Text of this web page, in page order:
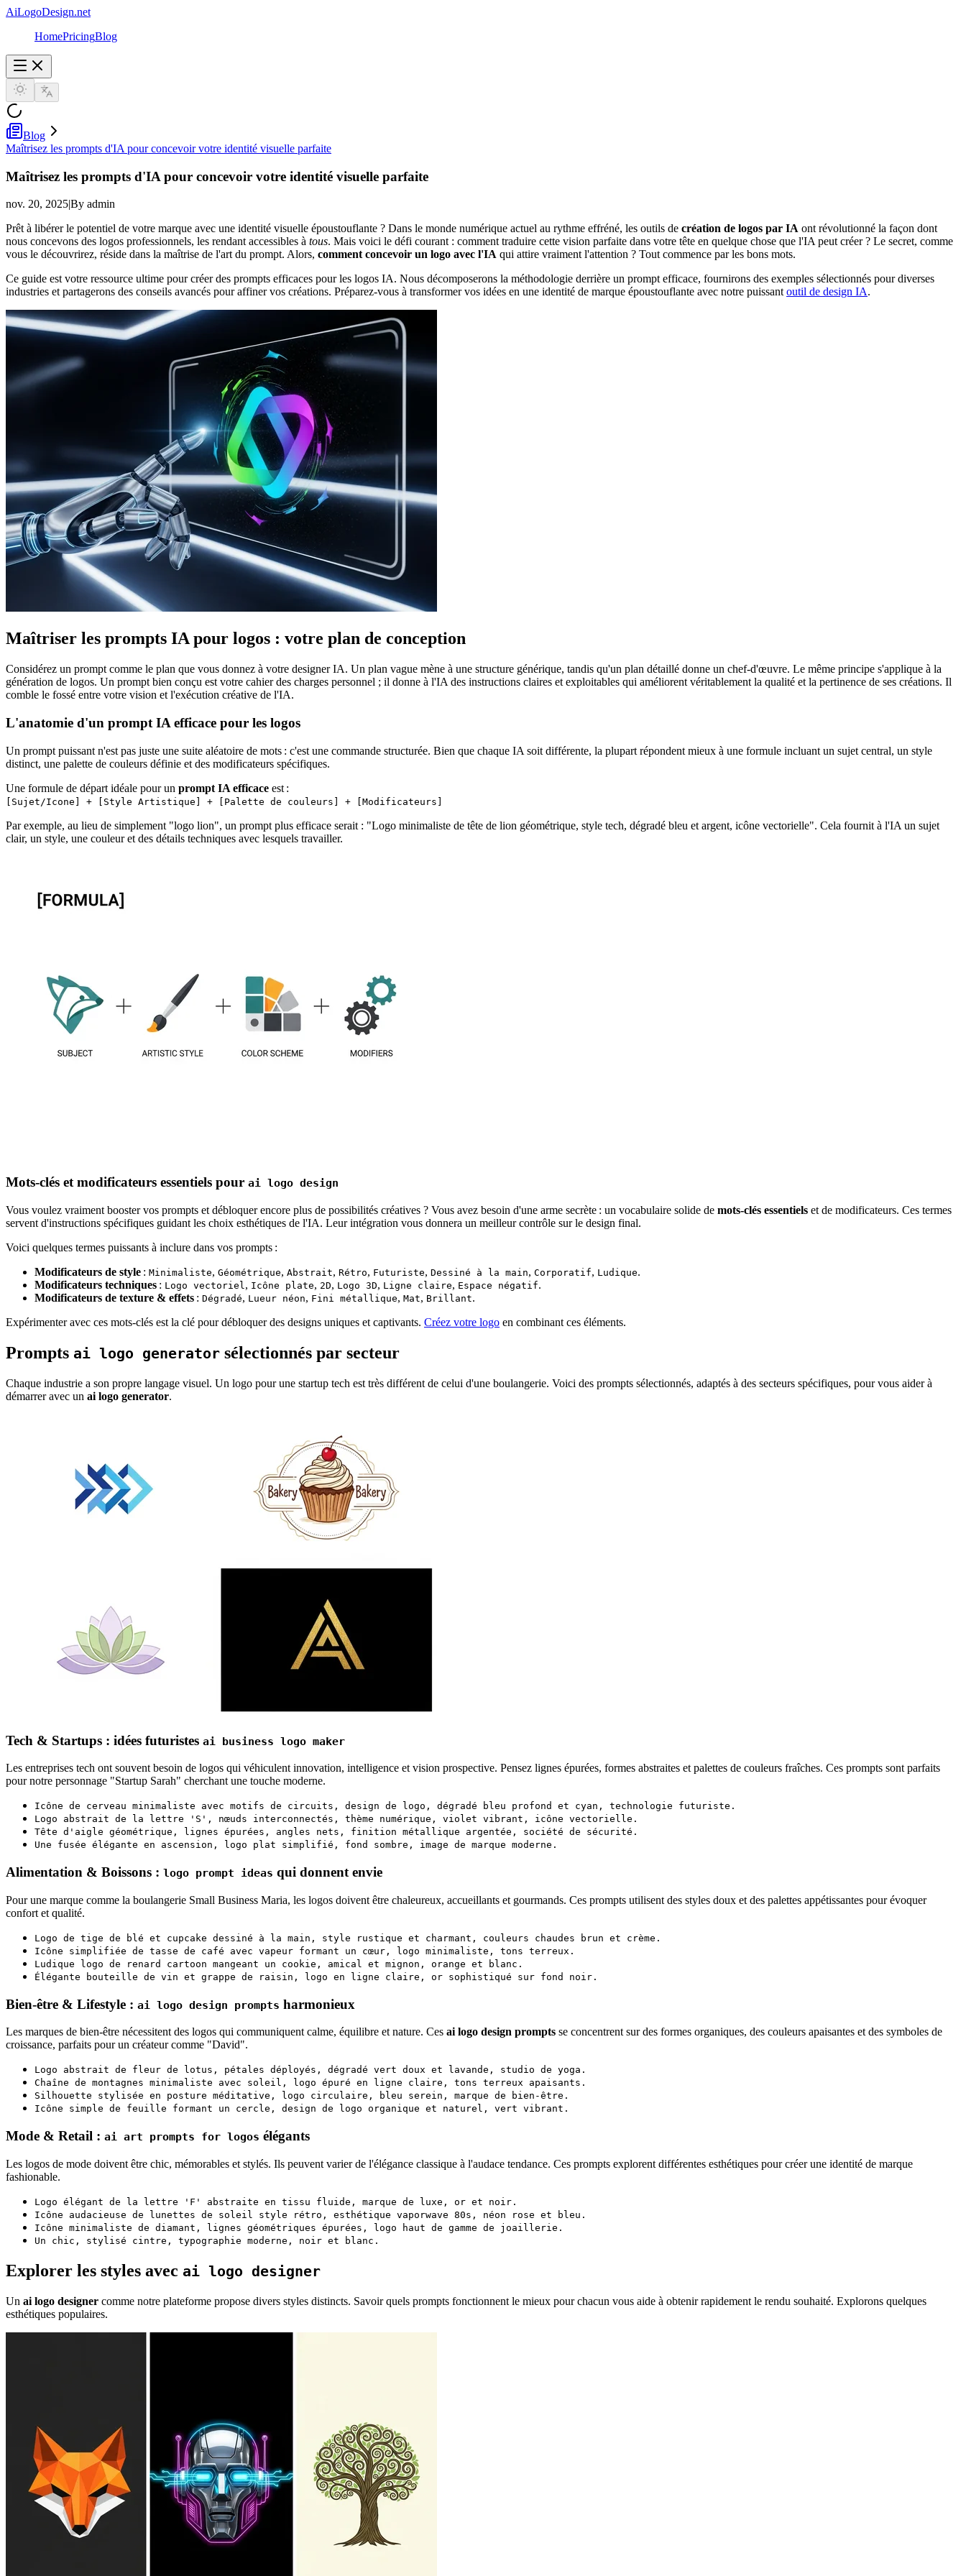
AiLogoDesign.net
HomePricingBlog
Blog
Maîtrisez les prompts d'IA pour concevoir votre identité visuelle parfaite
Maîtrisez les prompts d'IA pour concevoir votre identité visuelle parfaite
nov. 20, 2025|By admin
Prêt à libérer le potentiel de votre marque avec une identité visuelle époustouflante ? Dans le monde numérique actuel au rythme effréné, les outils de création de logos par IA ont révolutionné la façon dont
nous concevons des logos professionnels, les rendant accessibles à tous. Mais voici le défi courant : comment traduire cette vision parfaite dans votre tête en quelque chose que l'IA peut créer ? Le secret, comme
vous le découvrirez, réside dans la maîtrise de l'art du prompt. Alors, comment concevoir un logo avec l'IA qui attire vraiment l'attention ? Tout commence par les bons mots.
Ce guide est votre ressource ultime pour créer des prompts efficaces pour les logos IA. Nous décomposerons la méthodologie derrière un prompt efficace, fournirons des exemples sélectionnés pour diverses
industries et partagerons des conseils avancés pour affiner vos créations. Préparez-vous à transformer vos idées en une identité de marque époustouflante avec notre puissantoutil de design IA.
Maîtriser les prompts IA pour logos : votre plan de conception
Considérez un prompt comme le plan que vous donnez à votre designer IA. Un plan vague mène à une structure générique, tandis qu'un plan détaillé donne un chef-d'œuvre. Le même principe s'applique à la
génération de logos. Un prompt bien conçu est votre cahier des charges personnel ; il donne à l'IA des instructions claires et exploitables qui améliorent véritablement la qualité et la pertinence de ses créations. Il
comble le fossé entre votre vision et l'exécution créative de l'IA.
L'anatomie d'un prompt IA efficace pour les logos
Un prompt puissant n'est pas juste une suite aléatoire de mots : c'est une commande structurée. Bien que chaque IA soit différente, la plupart répondent mieux à une formule incluant un sujet central, un style
distinct, une palette de couleurs définie et des modificateurs spécifiques.
Une formule de départ idéale pour un prompt IA efficace est :
[Sujet/Icone] + [Style Artistique] + [Palette de couleurs] + [Modificateurs]
Par exemple, au lieu de simplement "logo lion", un prompt plus efficace serait : "Logo minimaliste de tête de lion géométrique, style tech, dégradé bleu et argent, icône vectorielle". Cela fournit à l'IA un sujet
clair, un style, une couleur et des détails techniques avec lesquels travailler.
Mots-clés et modificateurs essentiels pour ai logo design
Vous voulez vraiment booster vos prompts et débloquer encore plus de possibilités créatives ? Vous avez besoin d'une arme secrète : un vocabulaire solide de mots-clés essentiels et de modificateurs. Ces termes
servent d'instructions spécifiques guidant les choix esthétiques de l'IA. Leur intégration vous donnera un meilleur contrôle sur le design final.
Voici quelques termes puissants à inclure dans vos prompts :
Modificateurs de style : Minimaliste, Géométrique, Abstrait, Rétro, Futuriste, Dessiné à la main, Corporatif, Ludique.
Modificateurs techniques : Logo vectoriel, Icône plate, 2D, Logo 3D, Ligne claire, Espace négatif.
Modificateurs de texture & effets : Dégradé, Lueur néon, Fini métallique, Mat, Brillant.
Expérimenter avec ces mots-clés est la clé pour débloquer des designs uniques et captivants. Créez votre logo en combinant ces éléments.
Prompts ai logo generator sélectionnés par secteur
Chaque industrie a son propre langage visuel. Un logo pour une startup tech est très différent de celui d'une boulangerie. Voici des prompts sélectionnés, adaptés à des secteurs spécifiques, pour vous aider à
démarrer avec un ai logo generator.
Tech & Startups : idées futuristes ai business logo maker
Les entreprises tech ont souvent besoin de logos qui véhiculent innovation, intelligence et vision prospective. Pensez lignes épurées, formes abstraites et palettes de couleurs fraîches. Ces prompts sont parfaits
pour notre personnage "Startup Sarah" cherchant une touche moderne.
Icône de cerveau minimaliste avec motifs de circuits, design de logo, dégradé bleu profond et cyan, technologie futuriste.
Logo abstrait de la lettre 'S', nœuds interconnectés, thème numérique, violet vibrant, icône vectorielle.
Tête d'aigle géométrique, lignes épurées, angles nets, finition métallique argentée, société de sécurité.
Une fusée élégante en ascension, logo plat simplifié, fond sombre, image de marque moderne.
Alimentation & Boissons : logo prompt ideas qui donnent envie
Pour une marque comme la boulangerie Small Business Maria, les logos doivent être chaleureux, accueillants et gourmands. Ces prompts utilisent des styles doux et des palettes appétissantes pour évoquer
confort et qualité.
Logo de tige de blé et cupcake dessiné à la main, style rustique et charmant, couleurs chaudes brun et crème.
Icône simplifiée de tasse de café avec vapeur formant un cœur, logo minimaliste, tons terreux.
Ludique logo de renard cartoon mangeant un cookie, amical et mignon, orange et blanc.
Élégante bouteille de vin et grappe de raisin, logo en ligne claire, or sophistiqué sur fond noir.
Bien-être & Lifestyle : ai logo design prompts harmonieux
Les marques de bien-être nécessitent des logos qui communiquent calme, équilibre et nature. Ces ai logo design prompts se concentrent sur des formes organiques, des couleurs apaisantes et des symboles de
croissance, parfaits pour un créateur comme "David".
Logo abstrait de fleur de lotus, pétales déployés, dégradé vert doux et lavande, studio de yoga.
Chaîne de montagnes minimaliste avec soleil, logo épuré en ligne claire, tons terreux apaisants.
Silhouette stylisée en posture méditative, logo circulaire, bleu serein, marque de bien-être.
Icône simple de feuille formant un cercle, design de logo organique et naturel, vert vibrant.
Mode & Retail : ai art prompts for logos élégants
Les logos de mode doivent être chic, mémorables et stylés. Ils peuvent varier de l'élégance classique à l'audace tendance. Ces prompts explorent différentes esthétiques pour créer une identité de marque
fashionable.
Logo élégant de la lettre 'F' abstraite en tissu fluide, marque de luxe, or et noir.
Icône audacieuse de lunettes de soleil style rétro, esthétique vaporwave 80s, néon rose et bleu.
Icône minimaliste de diamant, lignes géométriques épurées, logo haut de gamme de joaillerie.
Un chic, stylisé cintre, typographie moderne, noir et blanc.
Explorer les styles avec ai logo designer
Un ai logo designer comme notre plateforme propose divers styles distincts. Savoir quels prompts fonctionnent le mieux pour chacun vous aide à obtenir rapidement le rendu souhaité. Explorons quelques
esthétiques populaires.